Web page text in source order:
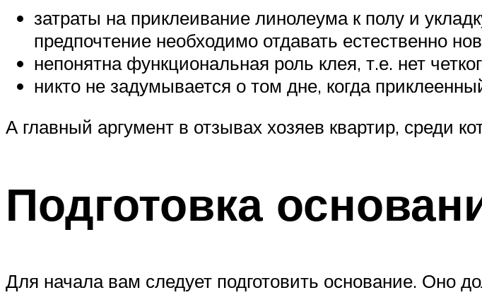
затраты на приклеивание линолеума к полу и
предпочтение необходимо отдавать естественно
непонятна функциональная роль клея, т.е. нет
никто не задумывается о том дне, когда
А главный аргумент в отзывах хозяев квартир, среди
Подготовка
Для начала вам следует подготовить основание. Оно